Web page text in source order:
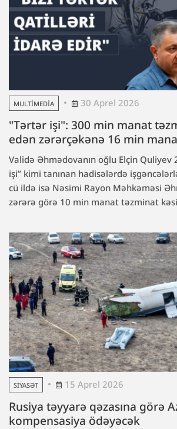
MULTIMEDIA 30 Aprel 2026
"Tərtər işi": 300 min manat
edən zərərçəkənə 16 min
Validə Əhmədovanın oğlu Elçin Quliyev
işi” kimi tanınan hadisələrdə
cü ildə isə Nəsimi Rayon Məhkəməsi
zərərə görə 10 min manat təzminat
SIYASƏT 15 Aprel 2026
Rusiya təyyarə qəzasına görə
kompensasiya ödəyəcək